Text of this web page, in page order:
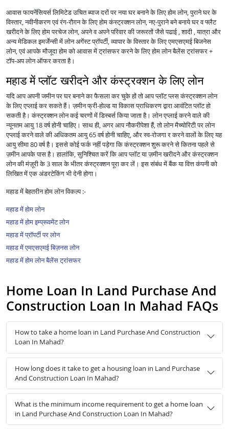
आवास फायनेंसियर्स लिमिटेड उचित ब्याज दरों पर नया घर बनाने के लिए होम लोन, पुराने घर के
विस्तार, नवीनीकरण एवं रंग-रौग़न के लिए होम कंस्ट्रक्शन लोन, नए-पुराने बने बनाये घर व फ्लैट
खरीदने के लिए होम परचेज लोन, अपने व अपने परिवार की जरूरतों जैसे पढाई , शादी , यात्रा और
अन्य मेडिकल इमर्जेन्सी में लोन अगेंस्ट प्रॉपर्टी, व्यापार के विस्तार के लिए एमएसएमई बिजनेस
लोन, एवं आपके मौजूदा होम को आवास में ट्रांसफर करने के लिए होम लोन बैलेंस ट्रांसफर +
टॉप-अप लोन ऑफर करता है।
महाड में प्लॉट खरीदने और कंस्ट्रक्शन के लिए लोन
यदि आप अपनी जमीन पर घर बनाने का फैसला कर चुके हों तो आप प्लॉट प्लस कंस्ट्रक्शन लोन
के लिए एप्लाई कर सकते हैं। ज़मीन फ्री-होल्ड या विकास प्राधिकरण द्वारा आवंटित प्लॉट हो
सकती है। कंस्ट्रक्शन लोन कई चरणों में डिस्बर्स किया जाता है। लोन एप्लाई करने वाले की
न्यूनतम आयु 18 वर्ष होनी चाहिए। साथ ही, अगर आप नौकरीपेशा हैं, तो लोन मैच्योरिटी पर लोन
एप्लाई करने वाले की अधिकतम आयु 65 वर्ष होनी चाहिए, और स्व-रोजगा र करने वालों के लिए यह
आयु सीमा 80 वर्ष है। इससे कोई फर्क नहीं पड़ेगा कि कंस्ट्रक्शन शुरू करने से कितना पहले से
ज़मीन आपके पास है। हालांकि, सुनिश्चित करें कि आप प्लॉट या ज़मीन खरीदने और कंस्ट्रक्शन
लोन की मंज़ूरी के 3 साल के भीतर कंस्ट्रक्शन पूरा कर लें। इस संबंध में बैंक या वित्त कंपनी को
लिखित में एक अंडरटेकिंग भी देनी होगा।
महाड में बेहतरीन होम लोन विकल्प :-
महाड में होम लोन
महाड में होम इम्प्रूवमेंट लोन
महाड में प्रॉपर्टी पर लोन
महाड में एमएसएमई बिज़नस लोन
महाड में होम लोन बैलेंस ट्रांसफर
Home Loan In Land Purchase And
Construction Loan In Mahad FAQs
How to take a home loan in Land Purchase And Construction
Loan In Mahad?
How long does it take to get a housing loan in Land Purchase
And Construction Loan In Mahad?
What is the minimum income requirement to get a home loan
in Land Purchase And Construction Loan In Mahad?